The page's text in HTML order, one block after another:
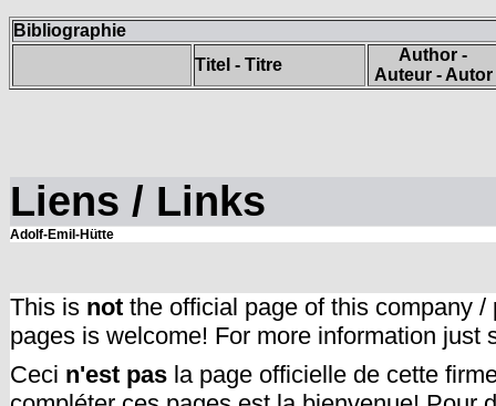
Bibliographie
Titel - Titre
Author -
Auteur - Autor
Liens / Links
Adolf-Emil-Hütte
This is not the official page of this company
pages is welcome! For more information just
Ceci n'est pas la page officielle de cette